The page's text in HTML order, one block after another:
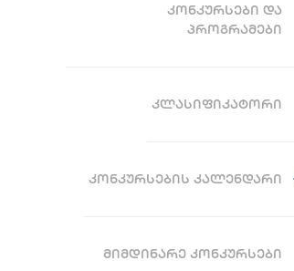
ᲙᲝᲜᲙᲣᲠᲡᲔᲑᲘ ᲓᲐ
ᲞᲠᲝᲒᲠᲐᲛᲔᲑᲘ
ᲙᲚᲐᲡᲘᲤᲘᲙᲐᲢᲝᲠᲘ
ᲙᲝᲜᲙᲣᲠᲡᲔᲑᲘᲡ ᲙᲐᲚᲔᲜᲓᲐᲠᲘ
ᲛᲘᲛᲓᲘᲜᲐᲠᲔ ᲙᲝᲜᲙᲣᲠᲡᲔᲑᲘ